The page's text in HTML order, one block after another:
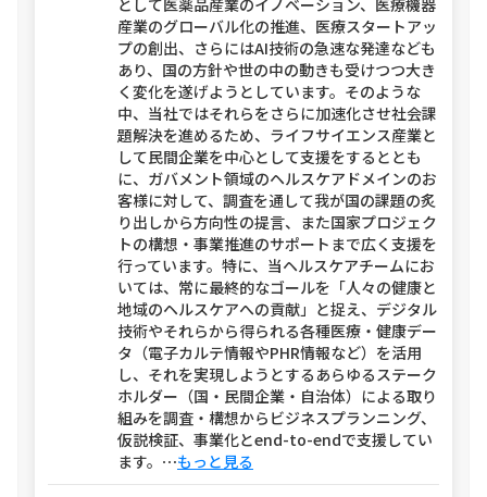
として医薬品産業のイノベーション、医療機器
産業のグローバル化の推進、医療スタートアッ
プの創出、さらにはAI技術の急速な発達なども
あり、国の方針や世の中の動きも受けつつ大き
く変化を遂げようとしています。そのような
中、当社ではそれらをさらに加速化させ社会課
題解決を進めるため、ライフサイエンス産業と
して民間企業を中心として支援をするととも
に、ガバメント領域のヘルスケアドメインのお
客様に対して、調査を通して我が国の課題の炙
り出しから方向性の提言、また国家プロジェク
トの構想・事業推進のサポートまで広く支援を
行っています。特に、当ヘルスケアチームにお
いては、常に最終的なゴールを「人々の健康と
地域のヘルスケアへの貢献」と捉え、デジタル
技術やそれらから得られる各種医療・健康デー
タ（電子カルテ情報やPHR情報など）を活用
し、それを実現しようとするあらゆるステーク
ホルダー（国・民間企業・自治体）による取り
組みを調査・構想からビジネスプランニング、
仮説検証、事業化とend-to-endで支援してい
ます。 ⋯もっと見る